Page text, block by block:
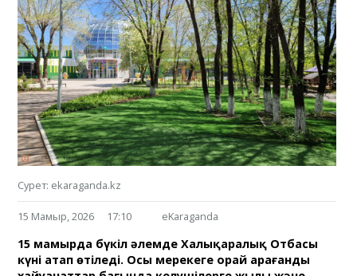
Сурет: ekaraganda.kz
15 Мамыр, 2026 17:10 eKaraganda
15 мамырда бүкіл әлемде Халықаралық Отбасы
күні атап өтіледі. Осы мерекеге орай Қарағанды